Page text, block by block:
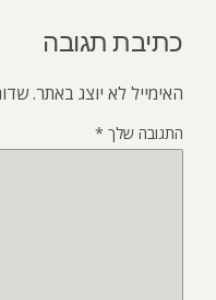
כתיבת תגובה
האימייל לא יוצג באתר.
התגובה שלך *